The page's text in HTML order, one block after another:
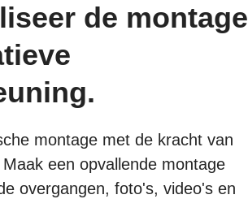
de montage
montage met de kracht van
een opvallende montage
overgangen, foto's, video's en